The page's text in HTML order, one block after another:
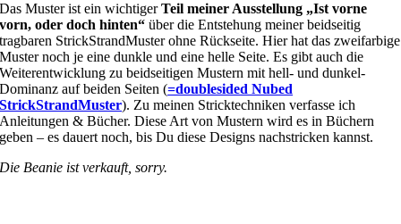
Das Muster ist ein wichtigerTeil meiner Ausstellung „Ist vorne
vorn, oder doch hinten“ über die Entstehung meiner beidseitig
tragbaren StrickStrandMuster ohne Rückseite. Hier hat das zweifarbige
Muster noch je eine dunkle und eine helle Seite. Es gibt auch die
Weiterentwicklung zu beidseitigen Mustern mit hell- und dunkel-
Dominanz auf beiden Seiten (=doublesided Nubed
StrickStrandMuster). Zu meinen Stricktechniken verfasse ich
Anleitungen & Bücher. Diese Art von Mustern wird es in Büchern
geben – es dauert noch, bis Du diese Designs nachstricken kannst.
Die Beanie ist verkauft, sorry.